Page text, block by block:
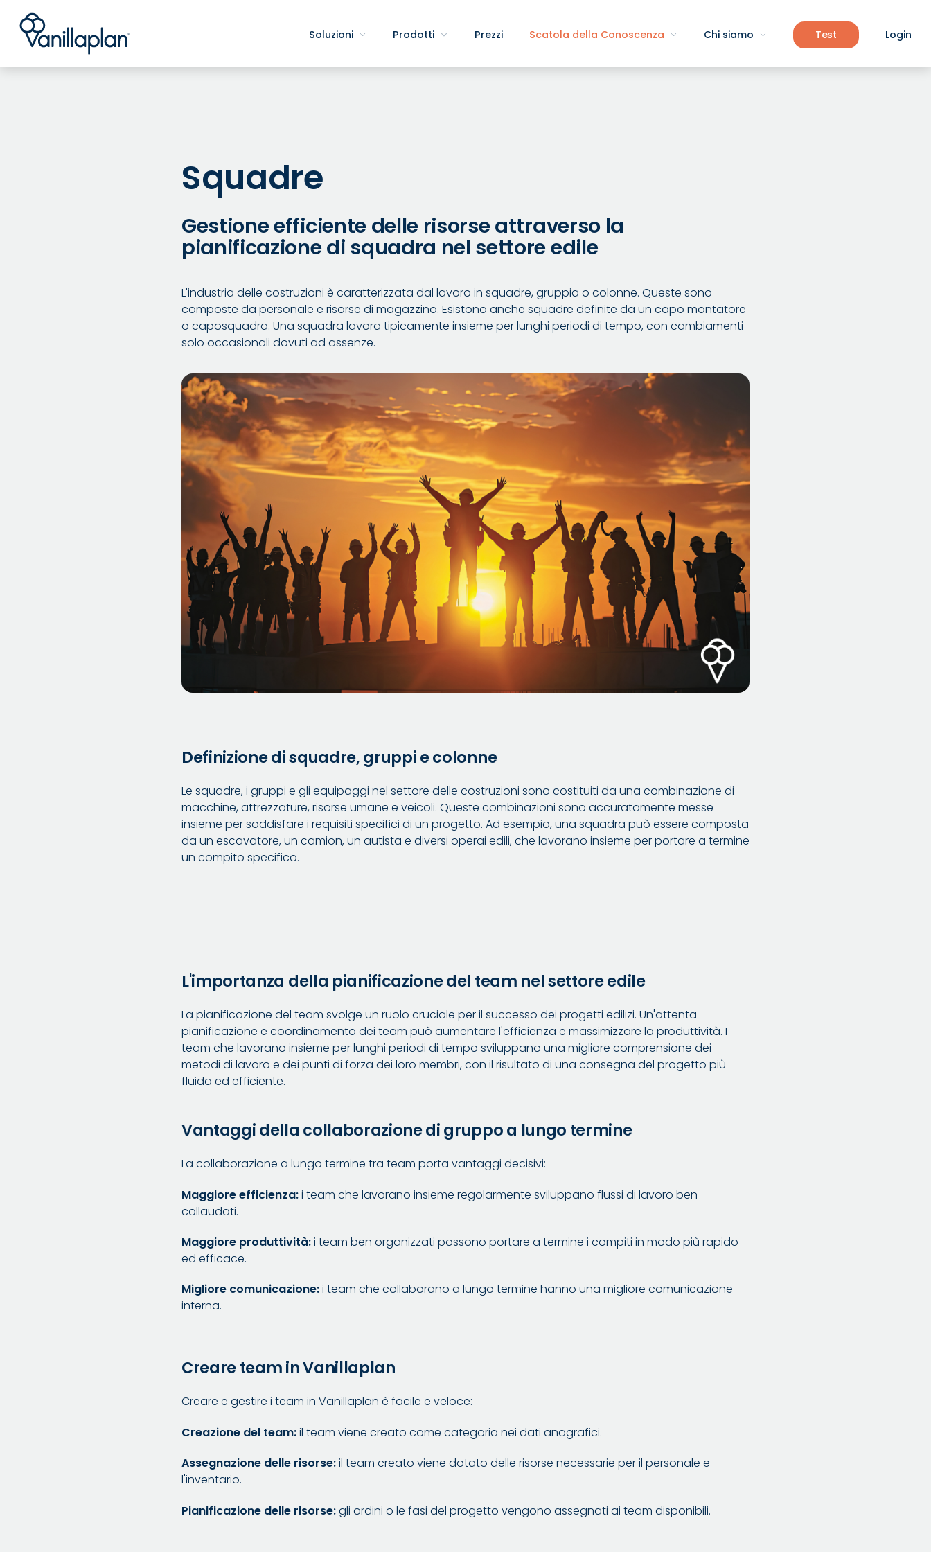
® Soluzioni Prodotti Prezzi Scatola della Conoscenza Chi siamo Test Login
Squadre
Gestione efficiente delle risorse attraverso la
pianificazione di squadra nel settore edile
L'industria delle costruzioni è caratterizzata dal lavoro in squadre, gruppia o colonne. Queste sono
composte da personale e risorse di magazzino. Esistono anche squadre definite da un capo montatore
o caposquadra. Una squadra lavora tipicamente insieme per lunghi periodi di tempo, con cambiamenti
solo occasionali dovuti ad assenze.
Definizione di squadre, gruppi e colonne
Le squadre, i gruppi e gli equipaggi nel settore delle costruzioni sono costituiti da una combinazione di
macchine, attrezzature, risorse umane e veicoli. Queste combinazioni sono accuratamente messe
insieme per soddisfare i requisiti specifici di un progetto. Ad esempio, una squadra può essere composta
da un escavatore, un camion, un autista e diversi operai edili, che lavorano insieme per portare a termine
un compito specifico.
L'importanza della pianificazione del team nel settore edile
La pianificazione del team svolge un ruolo cruciale per il successo dei progetti edilizi. Un'attenta
pianificazione e coordinamento dei team può aumentare l'efficienza e massimizzare la produttività. I
team che lavorano insieme per lunghi periodi di tempo sviluppano una migliore comprensione dei
metodi di lavoro e dei punti di forza dei loro membri, con il risultato di una consegna del progetto più
fluida ed efficiente.
Vantaggi della collaborazione di gruppo a lungo termine
La collaborazione a lungo termine tra team porta vantaggi decisivi:
Maggiore efficienza:i team che lavorano insieme regolarmente sviluppano flussi di lavoro ben
collaudati.
Maggiore produttività:i team ben organizzati possono portare a termine i compiti in modo più rapido
ed efficace.
Migliore comunicazione:i team che collaborano a lungo termine hanno una migliore comunicazione
interna.
Creare team in Vanillaplan
Creare e gestire i team in Vanillaplan è facile e veloce:
Creazione del team:il team viene creato come categoria nei dati anagrafici.
Assegnazione delle risorse:il team creato viene dotato delle risorse necessarie per il personale e
l'inventario.
Pianificazione delle risorse:gli ordini o le fasi del progetto vengono assegnati ai team disponibili.